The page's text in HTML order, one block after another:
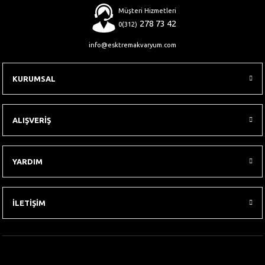
Müşteri Hizmetleri
0(312) 278 73 42
info@esktremakvaryum.com
KURUMSAL
ALIŞVERİŞ
YARDIM
İLETİŞİM